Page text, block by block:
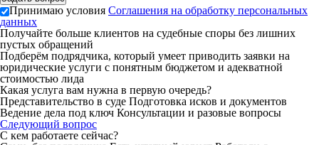
Принимаю условия Соглашения на обработку персональных
данных
Получайте больше клиентов на судебные споры без лишних
пустых обращений
Подберём подрядчика, который умеет приводить заявки на
юридические услуги с понятным бюджетом и адекватной
стоимостью лида
Какая услуга вам нужна в первую очередь?
Представительство в суде Подготовка исков и документов
Ведение дела под ключ Консультации и разовые вопросы
Следующий вопрос
С кем работаете сейчас?